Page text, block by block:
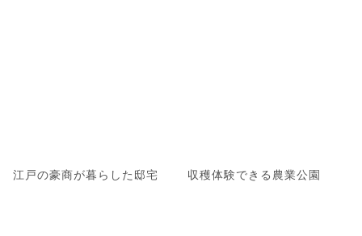
江戸の豪商が暮らした邸宅 収穫体験できる農業公園